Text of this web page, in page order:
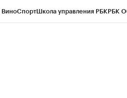
ВиноСпортШкола управления РБКРБК